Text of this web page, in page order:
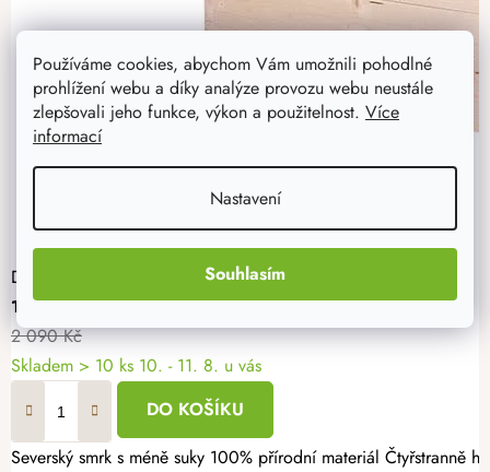
Používáme cookies, abychom Vám umožnili pohodlné
prohlížení webu a díky analýze provozu webu neustále
zlepšovali jeho funkce, výkon a použitelnost. Více
informací
Nastavení
Souhlasím
Dřevěný vyvýšený záhon 120 x 60 x 60 cm
1 672 Kč
2 090 Kč
Skladem > 10 ks 10. - 11. 8. u vás
DO KOŠÍKU
Severský smrk s méně suky 100% přírodní materiál Čtyřstranně hoblovaný masiv Pěstujte vlastní zeleninu, bylinky nebo jahody jednoduše a s radostí. Dřevěný vyvýšený záhon 120 × 60 × 60 cm nabízí